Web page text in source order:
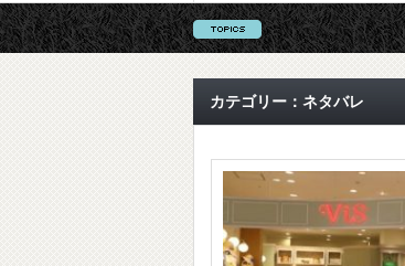
カテゴリー：ネタバレ